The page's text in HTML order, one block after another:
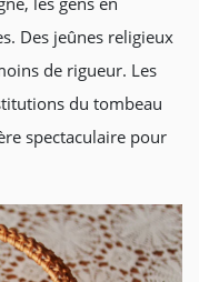
Des jeûnes religieux
de rigueur. Les
du tombeau
spectaculaire pour